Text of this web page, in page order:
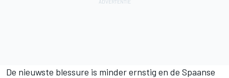
De nieuwste blessure is minder ernstig en de Spaanse